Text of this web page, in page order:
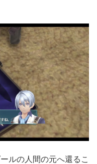
ルの人間の元へ還るこ